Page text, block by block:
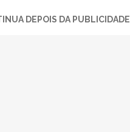
DEPOIS DA PUBLICIDADE